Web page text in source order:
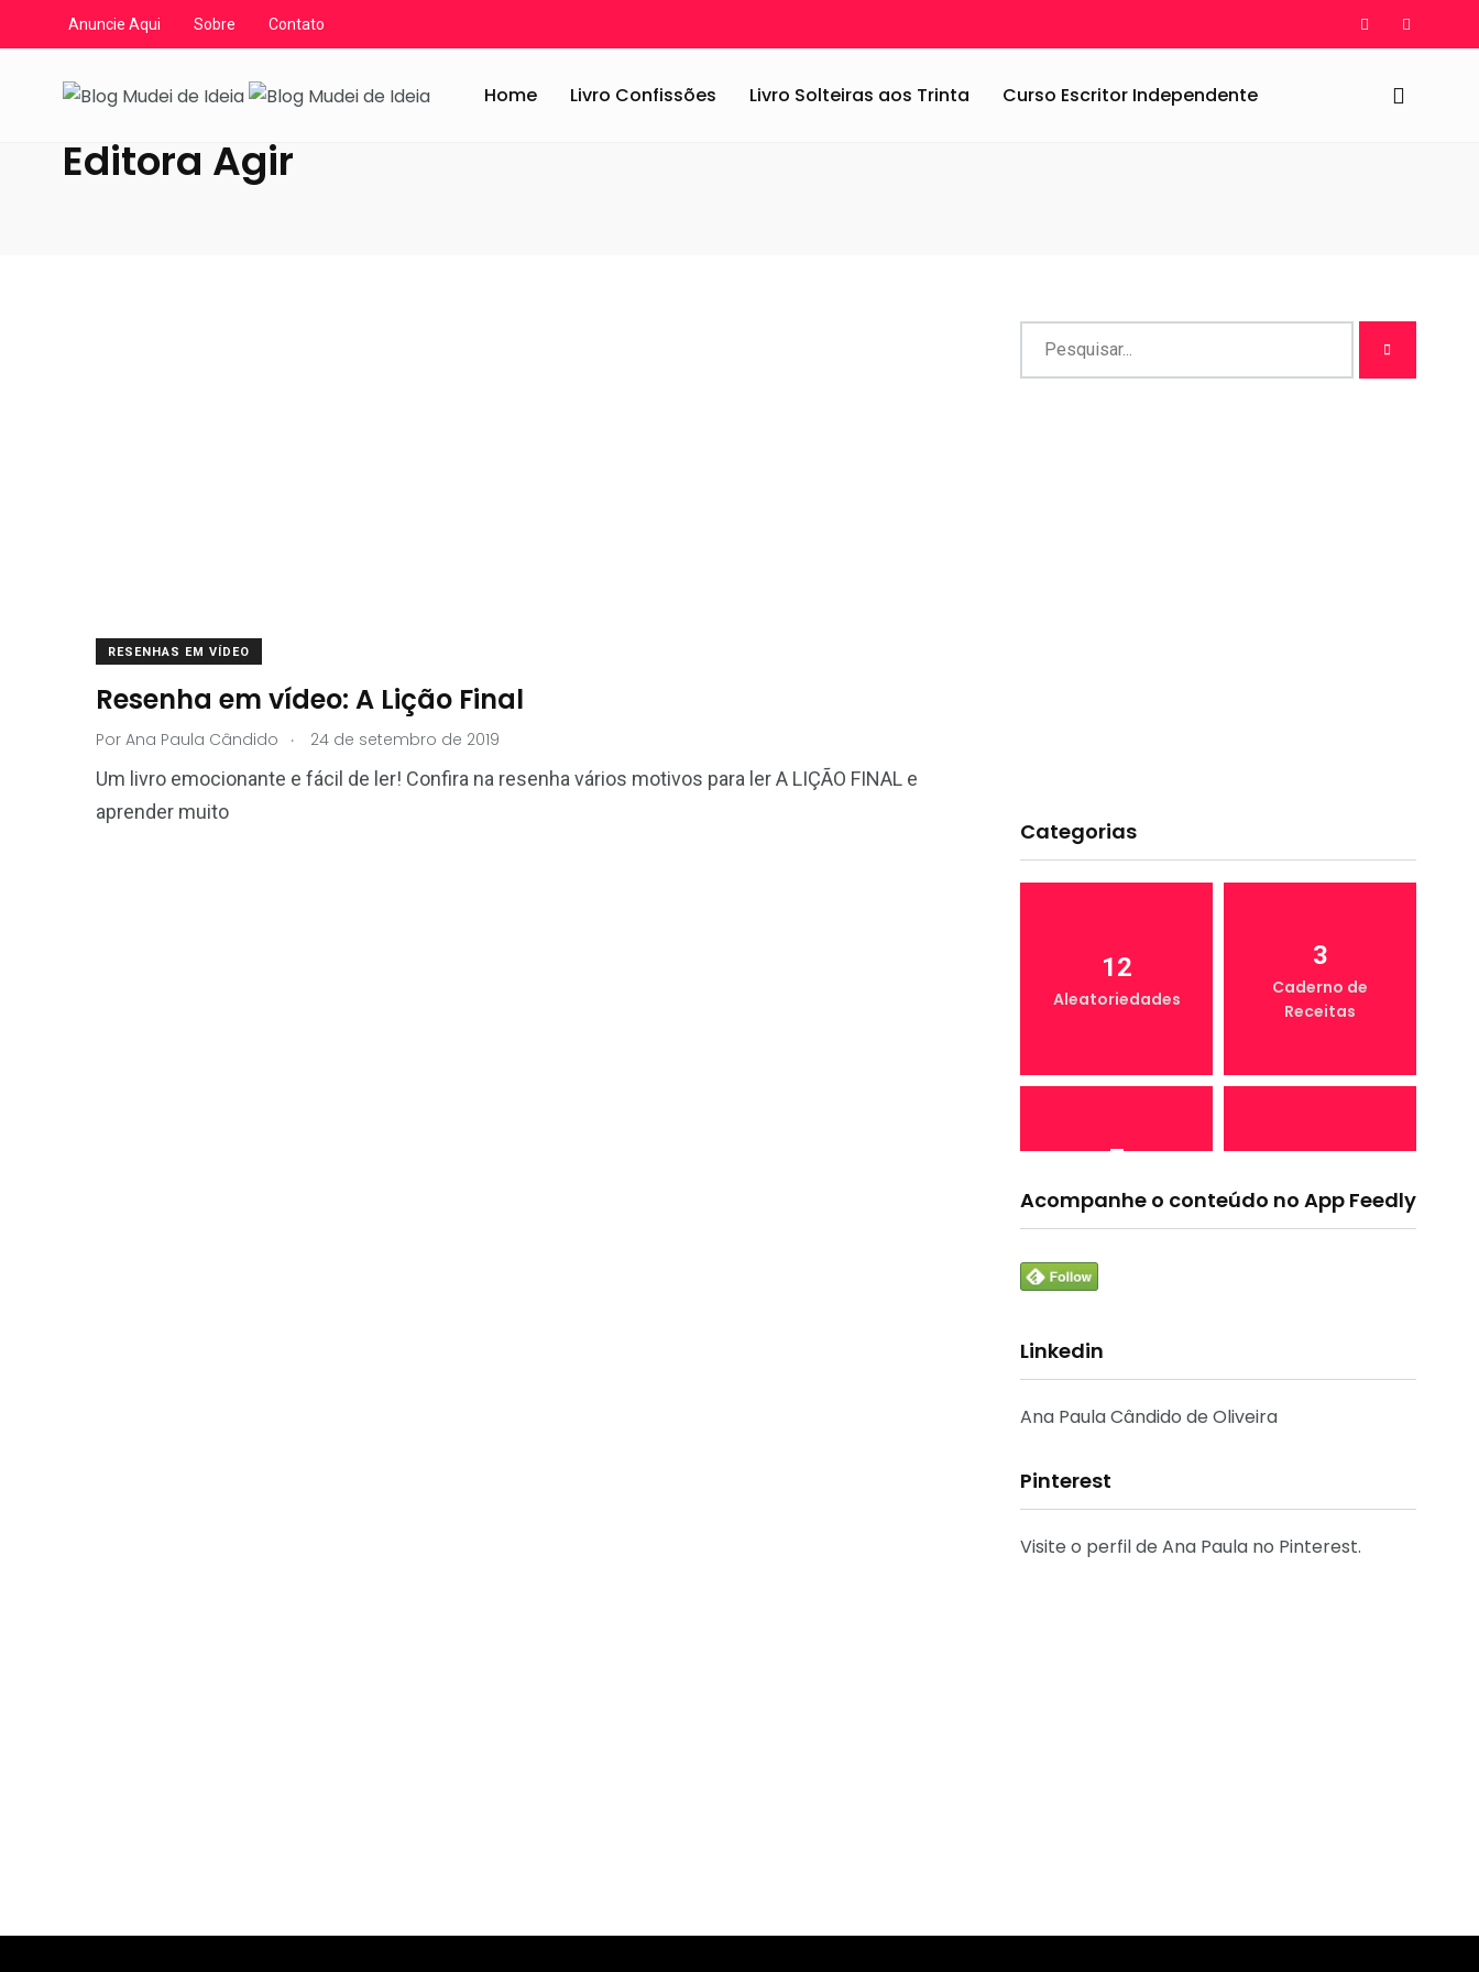
Anuncie Aqui Sobre Contato
Home Livro Confissões Livro Solteiras aos Trinta Curso Escritor Independente
Blog Mudei de Ideia / Artigos / Editora Agir
Editora Agir
RESENHAS EM VÍDEO
Resenha em vídeo: A Lição Final
Por Ana Paula Cândido . 24 de setembro de 2019
Um livro emocionante e fácil de ler! Confira na resenha vários motivos para ler A LIÇÃO FINAL e
aprender muito
Categorias
12
Aleatoriedades
3
Caderno de
Receitas
7
Canal Conta
Comigo
Conta Comigo MEI
33
Reflexões
Acompanhe o conteúdo no App Feedly
Linkedin
Ana Paula Cândido de Oliveira
Pinterest
Visite o perfil de Ana Paula no Pinterest.